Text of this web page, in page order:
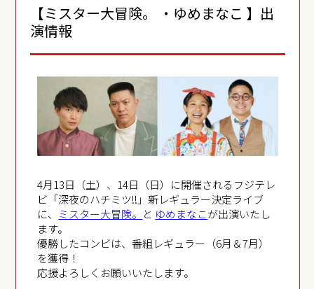
【ミスター大冒険。 ・ゆめまなこ 】出
演情報
4月13日（土）、14日（日）に開催されるフジテレ
ビ「深夜のハチミツ!!」新レギュラー決定ライブ
に、 ミスター大冒険。 と ゆめまなこが出演いたし
ます。
優勝したコンビは、番組レギュラー（6月＆7月）
を獲得！
応援よろしくお願いいたします。